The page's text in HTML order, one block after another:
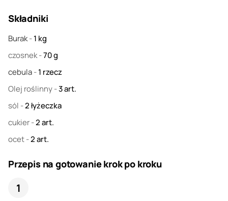
Składniki
Burak-1 kg
czosnek-70g
cebula-1 rzecz
Olej roślinny-3art.
sól -2łyżeczka
cukier-2art.
ocet-2art.
Przepis na gotowanie krok po kroku